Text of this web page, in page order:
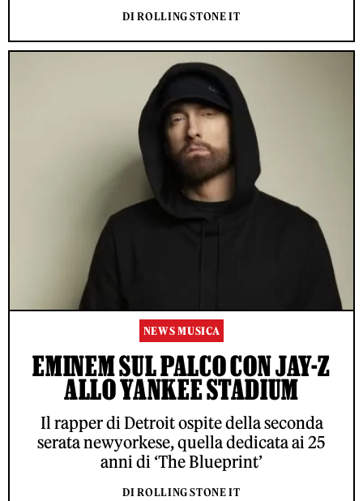
DI ROLLING STONE IT
NEWS MUSICA
EMINEM SUL PALCO CON JAY-Z
ALLO YANKEE STADIUM
Il rapper di Detroit ospite della seconda
serata newyorkese, quella dedicata ai 25
anni di ‘The Blueprint’
DI ROLLING STONE IT